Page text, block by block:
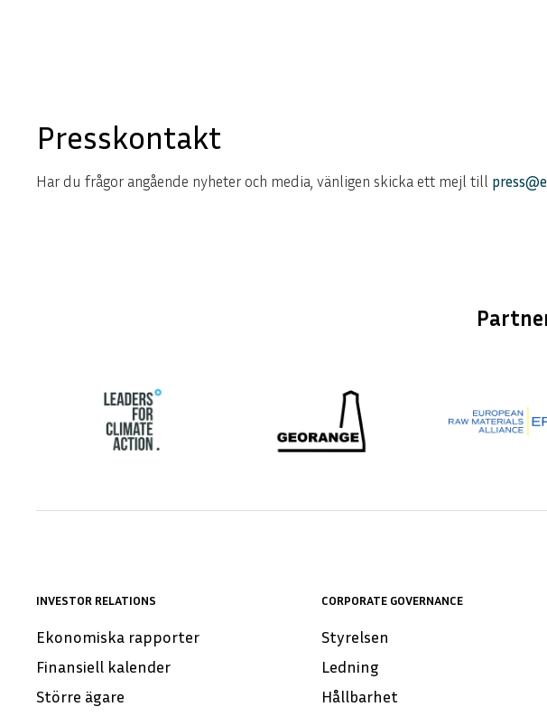
Presskontakt
Har du frågor angående nyheter och media, vänligen skicka ett mejl till
INVESTOR RELATIONS
Ekonomiska rapporter
Finansiell kalender
Större ägare
CORPORATE GOVERNANCE
Styrelsen
Ledning
Hållbarhet